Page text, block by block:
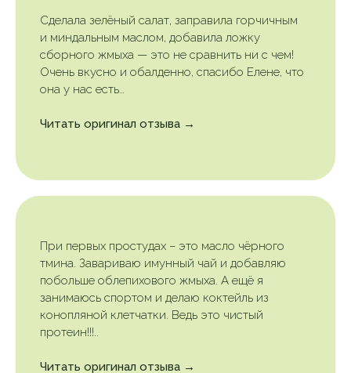
Сделала зелёный салат, заправила горчичным
и миндальным маслом, добавила ложку
сборного жмыха — это не сравнить ни с чем!
Очень вкусно и обалденно, спасибо Елене, что
она у нас есть…
Читать оригинал отзыва →
При первых простудах – это масло чёрного
тмина. Завариваю имунный чай и добавляю
побольше облепихового жмыха. А ещё я
занимаюсь спортом и делаю коктейль из
конопляной клетчатки. Ведь это чистый
протеин!!!..
Читать оригинал отзыва →